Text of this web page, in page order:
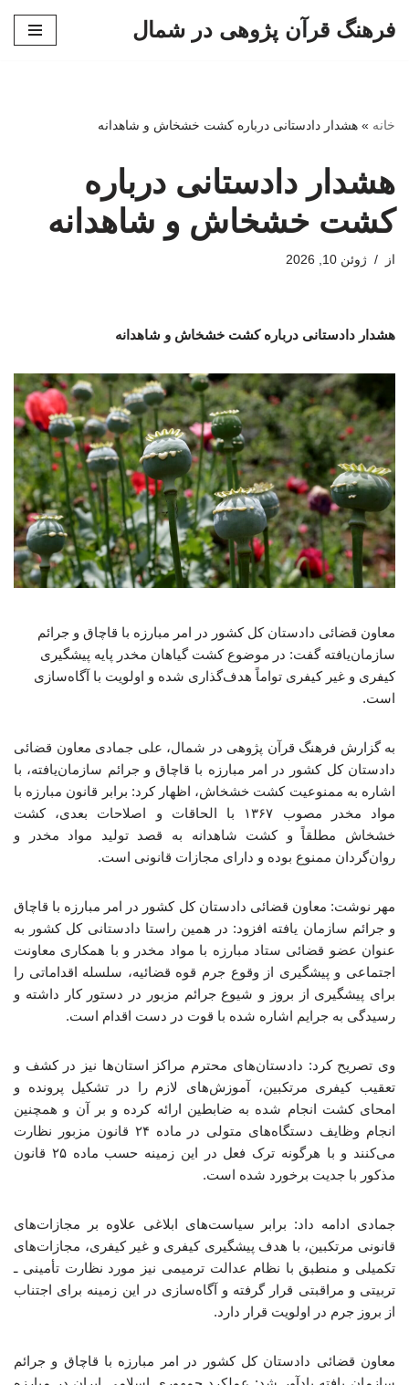
فرهنگ قرآن پژوهی در شمال
خانه » هشدار دادستانی درباره کشت خشخاش و شاهدانه
هشدار دادستانی درباره
کشت خشخاش و شاهدانه
از ژوئن 10, 2026
هشدار دادستانی درباره کشت خشخاش و شاهدانه
معاون قضائی دادستان کل کشور در امر مبارزه با قاچاق و جرائم
سازمان‌یافته گفت: در موضوع کشت گیاهان مخدر پایه پیشگیری
کیفری و غیر کیفری تواماً هدف‌گذاری شده و اولویت با آگاه‌سازی
است.
به گزارش فرهنگ قرآن پژوهی در شمال، علی جمادی معاون قضائی
دادستان کل کشور در امر مبارزه با قاچاق و جرائم سازمان‌یافته، با
اشاره به ممنوعیت کشت خشخاش، اظهار کرد: برابر قانون مبارزه با
مواد مخدر مصوب ۱۳۶۷ با الحاقات و اصلاحات بعدی، کشت
خشخاش مطلقاً و کشت شاهدانه به قصد تولید مواد مخدر و
روان‌گردان ممنوع بوده و دارای مجازات قانونی است.
مهر نوشت: معاون قضائی دادستان کل کشور در امر مبارزه با قاچاق
و جرائم سازمان یافته افزود: در همین راستا دادستانی کل کشور به
عنوان عضو قضائی ستاد مبارزه با مواد مخدر و با همکاری معاونت
اجتماعی و پیشگیری از وقوع جرم قوه قضائیه، سلسله اقداماتی را
برای پیشگیری از بروز و شیوع جرائم مزبور در دستور کار داشته و
رسیدگی به جرایم اشاره شده با قوت در دست اقدام است.
وی تصریح کرد: دادستان‌های محترم مراکز استان‌ها نیز در کشف و
تعقیب کیفری مرتکبین، آموزش‌های لازم را در تشکیل پرونده و
امحای کشت انجام شده به ضابطین ارائه کرده و بر آن و همچنین
انجام وظایف دستگاه‌های متولی در ماده ۲۴ قانون مزبور نظارت
می‌کنند و با هرگونه ترک فعل در این زمینه حسب ماده ۲۵ قانون
مذکور با جدیت برخورد شده است.
جمادی ادامه داد: برابر سیاست‌های ابلاغی علاوه بر مجازات‌های
قانونی مرتکبین، با هدف پیشگیری کیفری و غیر کیفری، مجازات‌های
تکمیلی و منطبق با نظام عدالت ترمیمی نیز مورد نظارت تأمینی ـ
تربیتی و مراقبتی قرار گرفته و آگاه‌سازی در این زمینه برای اجتناب
از بروز جرم در اولویت قرار دارد.
معاون قضائی دادستان کل کشور در امر مبارزه با قاچاق و جرائم